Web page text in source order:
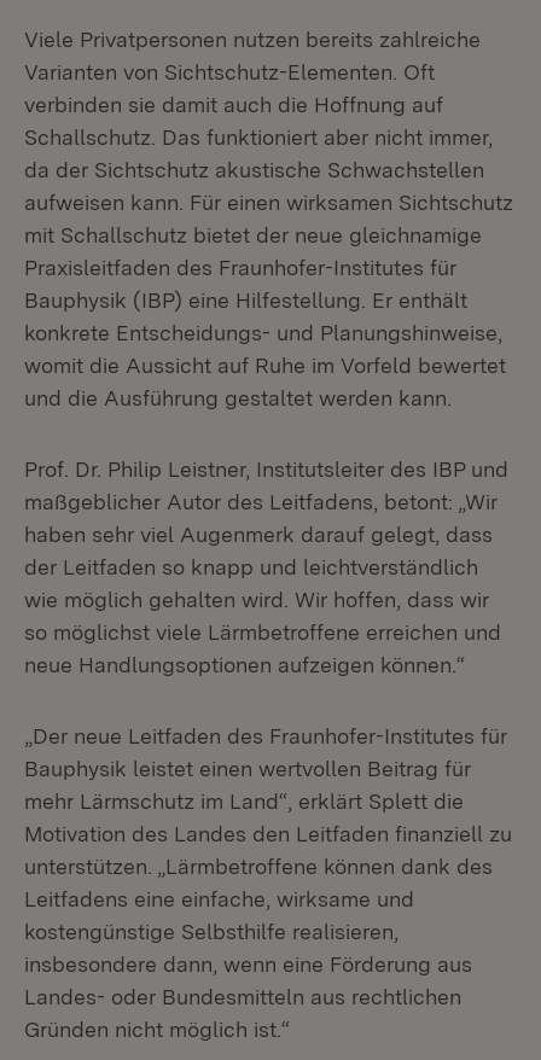
Viele Privatpersonen nutzen bereits zahlreiche
Varianten von Sichtschutz-Elementen. Oft
verbinden sie damit auch die Hoffnung auf
Schallschutz. Das funktioniert aber nicht immer,
da der Sichtschutz akustische Schwachstellen
aufweisen kann. Für einen wirksamen Sichtschutz
mit Schallschutz bietet der neue gleichnamige
Praxisleitfaden des Fraunhofer-Institutes für
Bauphysik (IBP) eine Hilfestellung. Er enthält
konkrete Entscheidungs- und Planungshinweise,
womit die Aussicht auf Ruhe im Vorfeld bewertet
und die Ausführung gestaltet werden kann.
Prof. Dr. Philip Leistner, Institutsleiter des IBP und
maßgeblicher Autor des Leitfadens, betont: „Wir
haben sehr viel Augenmerk darauf gelegt, dass
der Leitfaden so knapp und leichtverständlich
wie möglich gehalten wird. Wir hoffen, dass wir
so möglichst viele Lärmbetroffene erreichen und
neue Handlungsoptionen aufzeigen können.“
„Der neue Leitfaden des Fraunhofer-Institutes für
Bauphysik leistet einen wertvollen Beitrag für
mehr Lärmschutz im Land“, erklärt Splett die
Motivation des Landes den Leitfaden finanziell zu
unterstützen. „Lärmbetroffene können dank des
Leitfadens eine einfache, wirksame und
kostengünstige Selbsthilfe realisieren,
insbesondere dann, wenn eine Förderung aus
Landes- oder Bundesmitteln aus rechtlichen
Gründen nicht möglich ist.“